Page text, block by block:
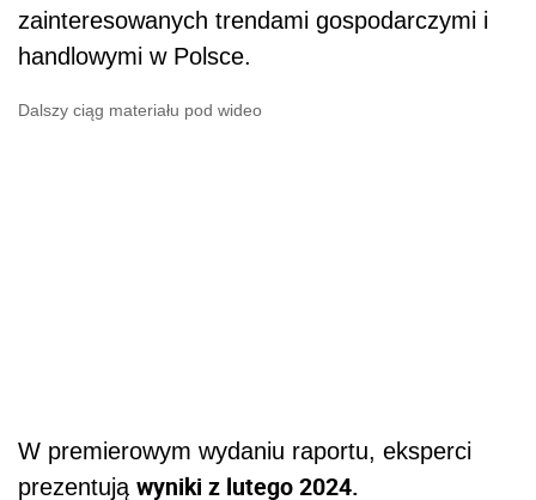
zainteresowanych trendami gospodarczymi i
handlowymi w Polsce.
Dalszy ciąg materiału pod wideo
W premierowym wydaniu raportu, eksperci
prezentują wyniki z lutego 2024.